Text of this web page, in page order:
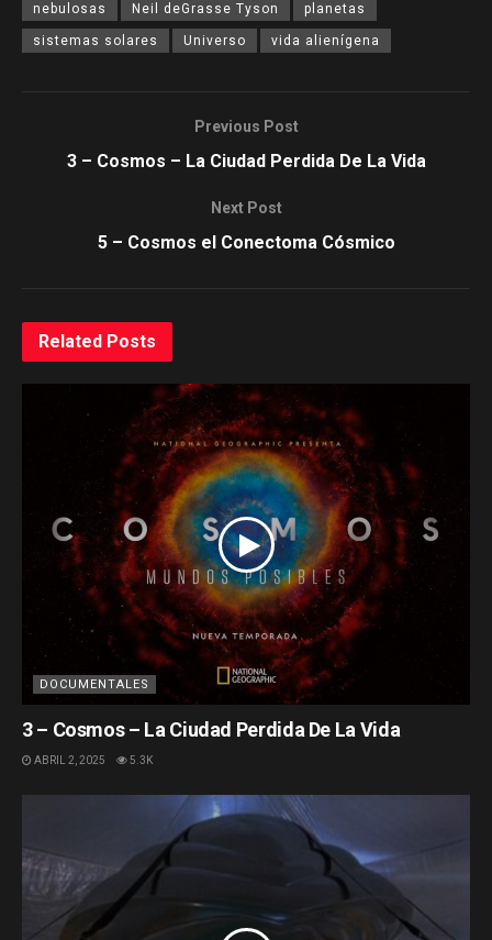
nebulosas Neil deGrasse Tyson planetas
sistemas solares Universo vida alienígena
Previous Post
3 – Cosmos – La Ciudad Perdida De La Vida
Next Post
5 – Cosmos el Conectoma Cósmico
Related Posts
DOCUMENTALES
3 – Cosmos – La Ciudad Perdida De La Vida
ABRIL 2, 2025 5.3K